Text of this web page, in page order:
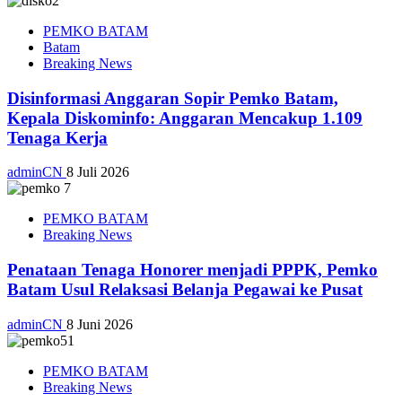
PEMKO BATAM
Batam
Breaking News
Disinformasi Anggaran Sopir Pemko Batam,
Kepala Diskominfo: Anggaran Mencakup 1.109
Tenaga Kerja
adminCN 8 Juli 2026
PEMKO BATAM
Breaking News
Penataan Tenaga Honorer menjadi PPPK, Pemko
Batam Usul Relaksasi Belanja Pegawai ke Pusat
adminCN 8 Juni 2026
PEMKO BATAM
Breaking News